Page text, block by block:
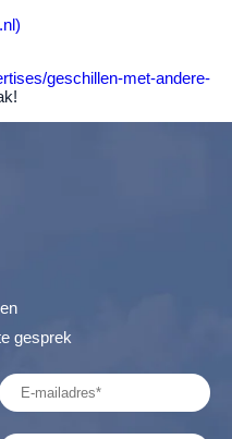
geschillen-met-andere-
gesprek